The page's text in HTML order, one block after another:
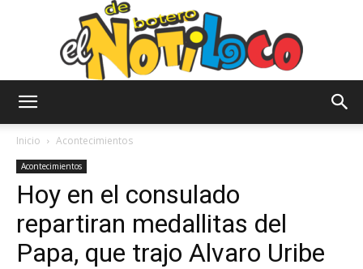
Notiloco
de
Inicio Acontecimientos
Acontecimientos
Hoy en el consulado
repartiran medallitas del
Papa, que trajo Alvaro Uribe